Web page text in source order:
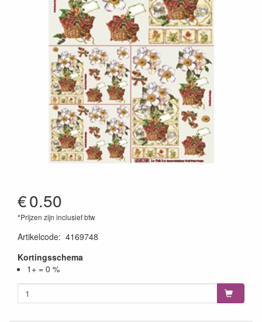
€0.50
*Prijzen zijn inclusief btw
Artikelcode: 4169748
Kortingsschema
1+ = 0 %